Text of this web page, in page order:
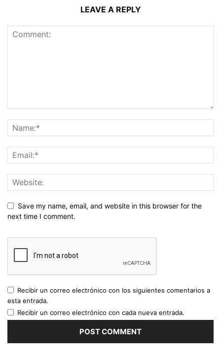
LEAVE A REPLY
Save my name, email, and website in this browser for the
next time I comment.
Recibir un correo electrónico con los siguientes comentarios a
esta entrada.
Recibir un correo electrónico con cada nueva entrada.